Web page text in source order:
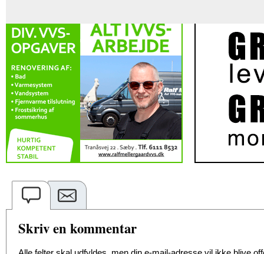
Skriv en kommentar